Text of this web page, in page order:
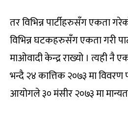
तर विभिन्न पार्टीहरुसँग एकता
विभिन्न घटकहरुसँग एकता गरी
माओवादी केन्द्र राख्यो । त्यही नै
भन्दै २४ कात्तिक २०७३ मा विवरण
आयोगले ३० मंसीर २०७३ मा